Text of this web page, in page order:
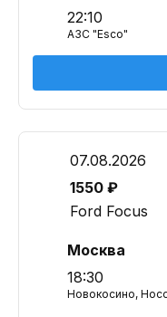
22:10
АЗС "Esco"
07.08.2026
1550 ₽
Ford Focus
Москва
18:30
Новокосино,